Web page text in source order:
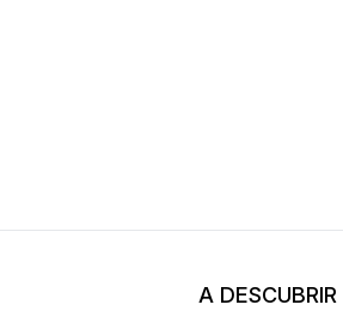
A DESCUBRIR